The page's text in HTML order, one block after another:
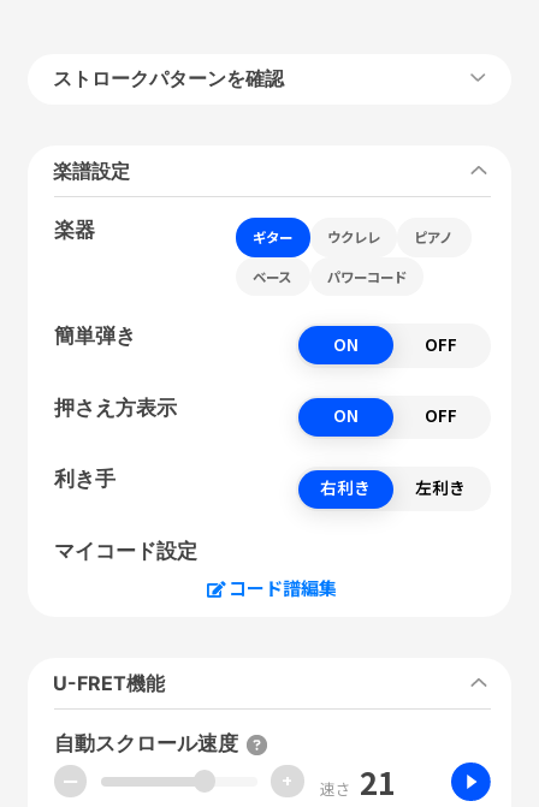
ストロークパターンを確認
楽譜設定
楽器 ギター ウクレレ ピアノ
ベース パワーコード
簡単弾き ON OFF
押さえ方表示 ON OFF
利き手 右利き 左利き
マイコード設定
コード譜編集
U-FRET機能
自動スクロール速度
ー + 速さ 21